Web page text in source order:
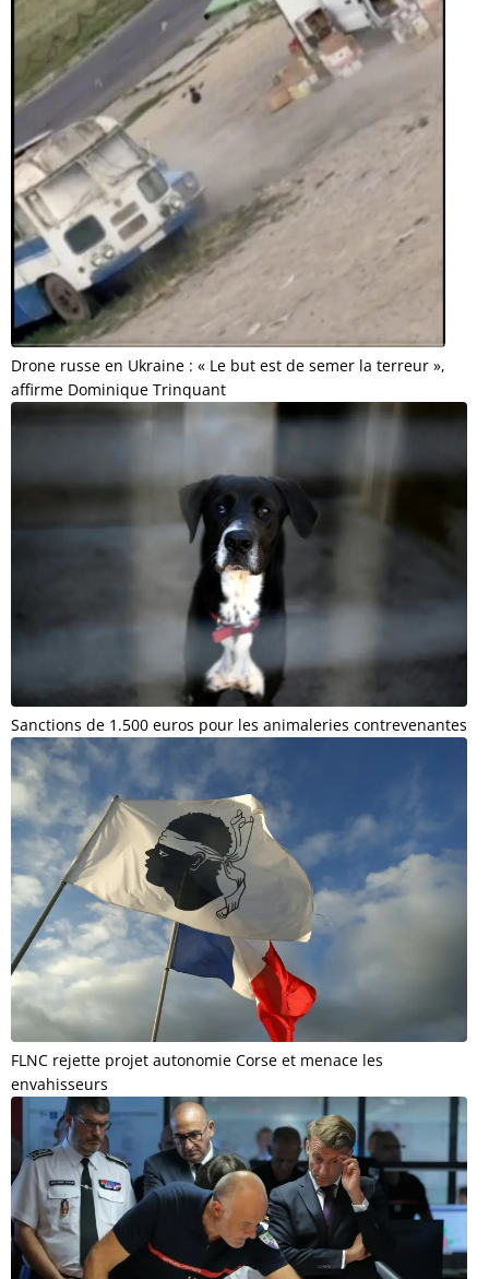
Drone russe en Ukraine : « Le but est de semer la terreur »,
affirme Dominique Trinquant
Sanctions de 1.500 euros pour les animaleries contrevenantes
FLNC rejette projet autonomie Corse et menace les
envahisseurs